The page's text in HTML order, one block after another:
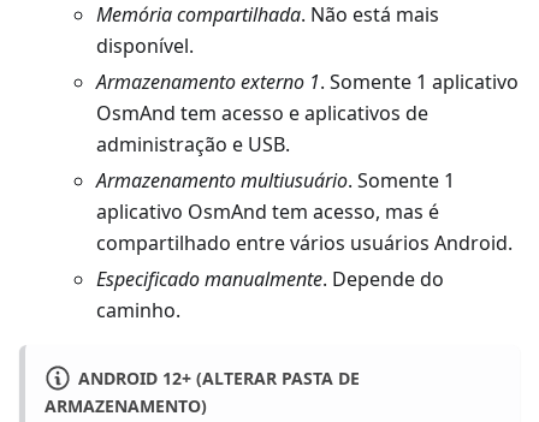
Memória compartilhada. Não está mais
disponível.
Armazenamento externo 1. Somente 1 aplicativo
OsmAnd tem acesso e aplicativos de
administração e USB.
Armazenamento multiusuário. Somente 1
aplicativo OsmAnd tem acesso, mas é
compartilhado entre vários usuários Android.
Especificado manualmente. Depende do
caminho.
ANDROID 12+ (ALTERAR PASTA DE
ARMAZENAMENTO)